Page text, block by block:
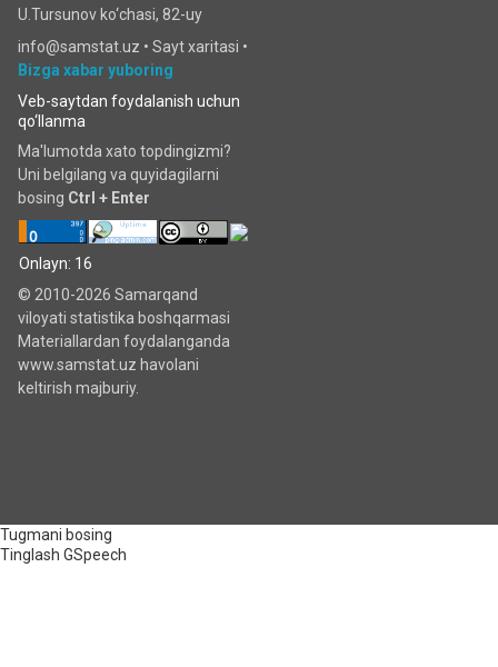
U.Tursunov ko‘chаsi, 82-uy
info@samstat.uz • Sayt xaritasi •
Bizga xabar yuboring
Veb-saytdan foydalanish uchun
qo‘llanma
Ma'lumotda xato topdingizmi?
Uni belgilang va quyidagilarni
bosing Ctrl + Enter
Onlayn: 16
© 2010-2026 Samarqand
viloyati statistika boshqarmasi
Materiallardan foydalanganda
www.samstat.uz havolani
keltirish majburiy.
Tugmani bosing
Tinglash GSpeech